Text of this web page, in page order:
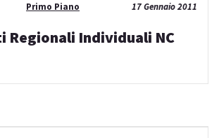
17 Gennaio 2011
Primo Piano
Regionali Individuali NC